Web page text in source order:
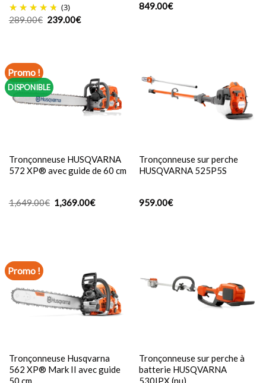
(3)
289.00€ Le
prix
239.00€Le
prix
849.00€
Promo !
DISPONIBLE
Tronçonneuse HUSQVARNA
572 XP® avec guide de 60 cm
1,649.00€ Le
prix
1,369.00€Le
prix
Tronçonneuse sur perche
HUSQVARNA 525P5S
959.00€
Promo !
Tronçonneuse Husqvarna
562 XP® Mark II avec guide
50 cm
Tronçonneuse sur perche à
batterie HUSQVARNA
530IPX (nu)